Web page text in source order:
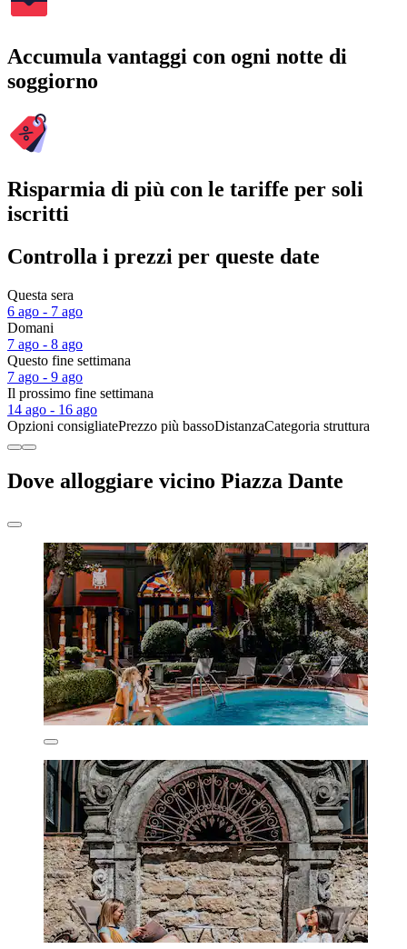
Accumula vantaggi con ogni notte di
soggiorno
Risparmia di più con le tariffe per soli
iscritti
Controlla i prezzi per queste date
Questa sera
6 ago - 7 ago
Domani
7 ago - 8 ago
Questo fine settimana
7 ago - 9 ago
Il prossimo fine settimana
14 ago - 16 ago
Opzioni consigliatePrezzo più bassoDistanzaCategoria struttura
Dove alloggiare vicino Piazza Dante